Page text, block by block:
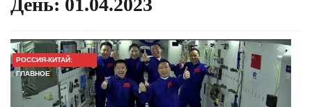
День: 01.04.2023
РОССИЯ-КИТАЙ:
ГЛАВНОЕ